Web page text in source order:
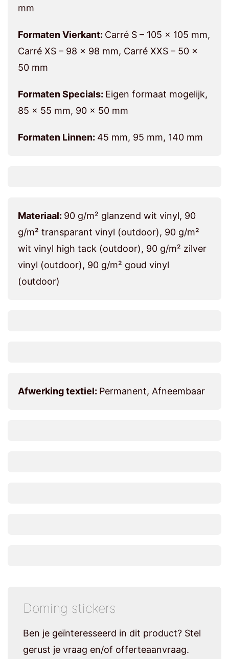
mm
Formaten Vierkant: Carré S – 105 x 105 mm,
Carré XS – 98 x 98 mm, Carré XXS – 50 x
50 mm
Formaten Specials: Eigen formaat mogelijk,
85 x 55 mm, 90 x 50 mm
Formaten Linnen: 45 mm, 95 mm, 140 mm
Materiaal: 90 g/m² glanzend wit vinyl, 90
g/m² transparant vinyl (outdoor), 90 g/m²
wit vinyl high tack (outdoor), 90 g/m² zilver
vinyl (outdoor), 90 g/m² goud vinyl
(outdoor)
Afwerking textiel: Permanent, Afneembaar
Doming stickers
Ben je geïnteresseerd in dit product? Stel
gerust je vraag en/of offerteaanvraag.